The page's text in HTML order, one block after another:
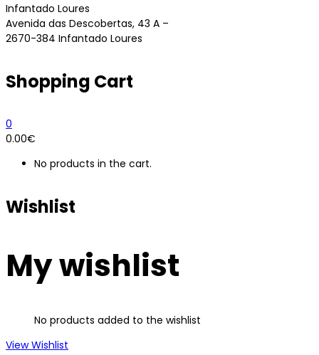
Infantado Loures
Avenida das Descobertas, 43 A –
2670-384 Infantado Loures
Shopping Cart
0
0.00€
No products in the cart.
Wishlist
My wishlist
No products added to the wishlist
View Wishlist